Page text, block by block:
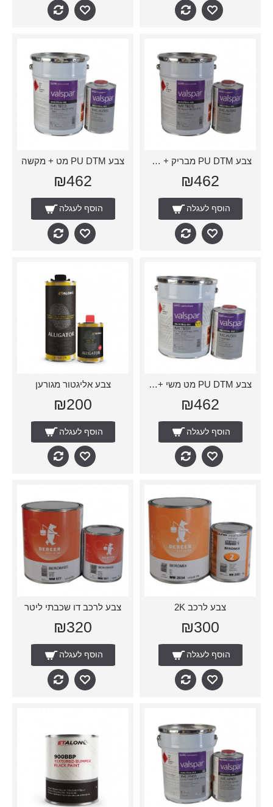
צבע PU DTM מבריק + מקשה
₪462
הוסף לעגלה
צבע PU DTM מט + מקשה
₪462
הוסף לעגלה
צבע PU DTM מט משי + מקשה
₪462
הוסף לעגלה
צבע אליגטור מגורען
₪200
הוסף לעגלה
צבע לרכב 2K
₪300
הוסף לעגלה
צבע לרכב דו שכבתי ליטר
₪320
הוסף לעגלה